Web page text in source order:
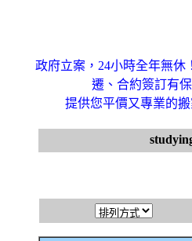
政府立案，24小時全年無休
遷、合約簽訂有
提供您平價又專業的